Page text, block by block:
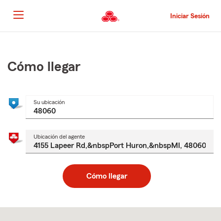
al
contenido
principal
Iniciar Sesión
principal
Cómo llegar
Su ubicación
Ubicación del agente
Cómo llegar
to